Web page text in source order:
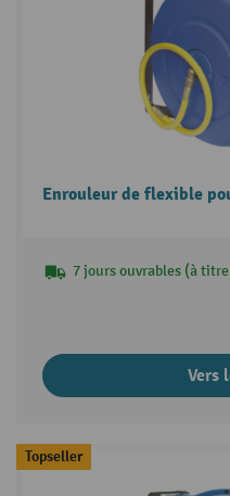
Enrouleur de flexible
7 jours ouvrables (à
Vers
Topseller